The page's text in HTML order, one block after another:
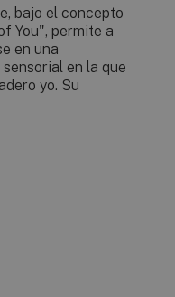
bajo el concepto
You", permite a
en una
en la que
yo. Su